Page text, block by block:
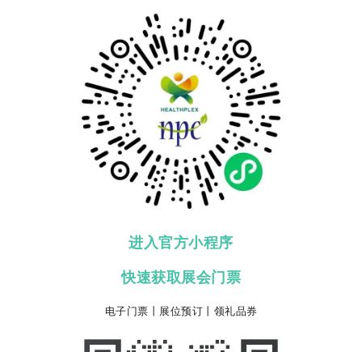
进入官方小程序
快速获取展会门票
电子门票丨展位预订丨领礼品券